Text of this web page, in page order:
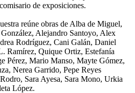
de exposiciones.
reúne obras de Alba de Miguel,
Alejandro Santoyo, Alex
Rodríguez, Cani Galán, Daniel
Ramírez, Quique Ortiz, Estefanía
Pérez, Mario Manso, Mayte Gómez,
Nerea Garrido, Pepe Reyes
Sara Ayesa, Sara Mono, Urkia
López.